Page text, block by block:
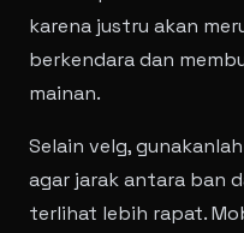
karena justru akan
berkendara dan
mainan.
Selain velg, gunakanlah
agar jarak antara ban
terlihat lebih rapat.